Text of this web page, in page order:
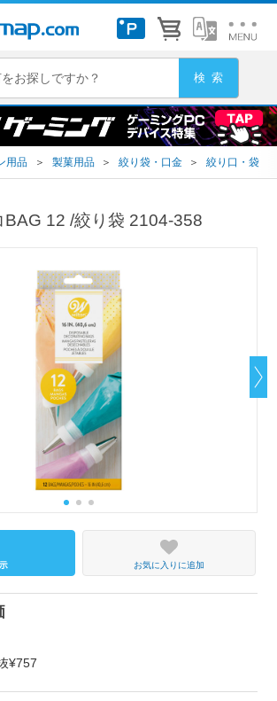
用品 ＞ 製菓用品 ＞ 絞り袋・口金 ＞ 絞り口・袋
BAG 12 /絞り袋 2104-358
お気に入りに追加
¥757